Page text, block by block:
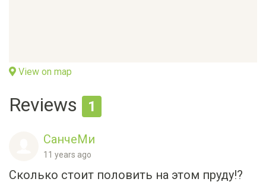
View on map
Reviews 1
СанчеМи
11 years ago
Сколько стоит половить на этом пруду!?